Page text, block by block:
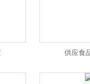
供应食